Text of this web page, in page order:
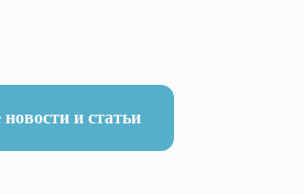
новости и статьи